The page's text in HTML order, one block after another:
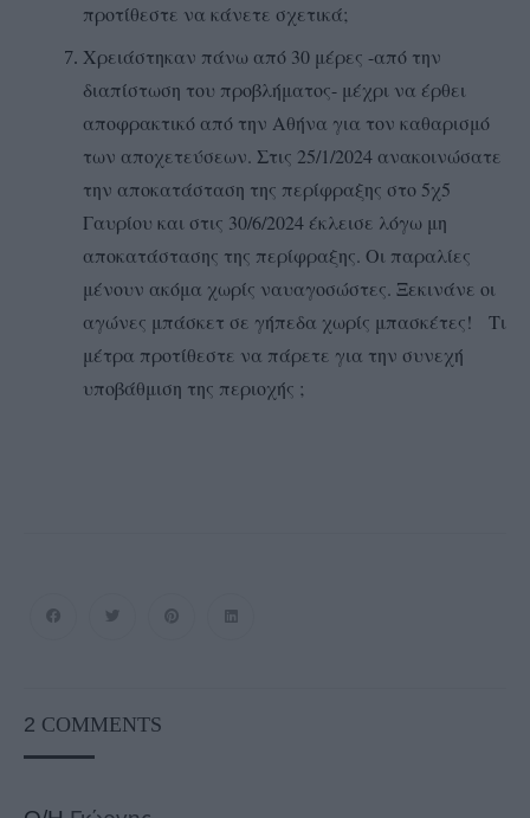
προτίθεστε να κάνετε σχετικά;
Χρειάστηκαν πάνω από 30 μέρες -από την
διαπίστωση του προβλήματος- μέχρι να έρθει
αποφρακτικό από την Αθήνα για τον καθαρισμό
των αποχετεύσεων. Στις 25/1/2024 ανακοινώσατε
την αποκατάσταση της περίφραξης στο 5χ5
Γαυρίου και στις 30/6/2024 έκλεισε λόγω μη
αποκατάστασης της περίφραξης. Οι παραλίες
μένουν ακόμα χωρίς ναυαγοσώστες. Ξεκινάνε οι
αγώνες μπάσκετ σε γήπεδα χωρίς μπασκέτες! Τι
μέτρα προτίθεστε να πάρετε για την συνεχή
υποβάθμιση της περιοχής ;
2 COMMENTS